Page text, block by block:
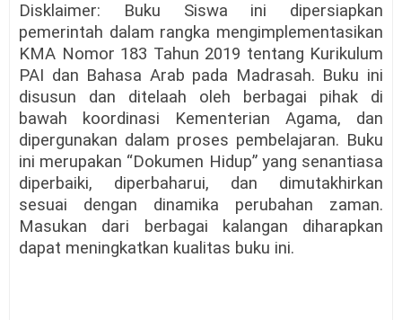
Disklaimer: Buku Siswa ini dipersiapkan
pemerintah dalam rangka mengimplementasikan
KMA Nomor 183 Tahun 2019 tentang Kurikulum
PAI dan Bahasa Arab pada Madrasah. Buku ini
disusun dan ditelaah oleh berbagai pihak di
bawah koordinasi Kementerian Agama, dan
dipergunakan dalam proses pembelajaran. Buku
ini merupakan “Dokumen Hidup” yang senantiasa
diperbaiki, diperbaharui, dan dimutakhirkan
sesuai dengan dinamika perubahan zaman.
Masukan dari berbagai kalangan diharapkan
dapat meningkatkan kualitas buku ini.